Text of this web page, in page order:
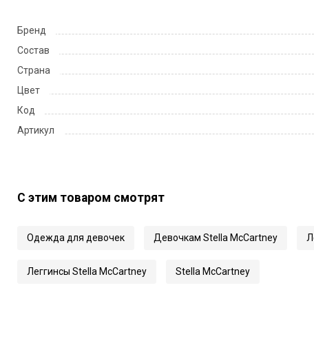
Бренд
Состав
Страна
Цвет
Код
Артикул
С этим товаром смотрят
Одежда для девочек Девочкам Stella McCartney
Леггинсы Stella McCartney Stella McCartney